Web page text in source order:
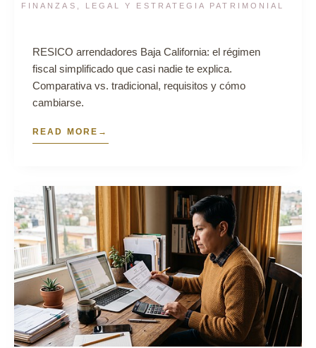
FINANZAS, LEGAL Y ESTRATEGIA PATRIMONIAL
RESICO arrendadores Baja California: el régimen
fiscal simplificado que casi nadie te explica.
Comparativa vs. tradicional, requisitos y cómo
cambiarse.
READ MORE